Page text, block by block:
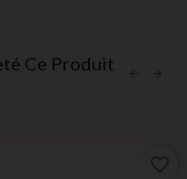
Ce Produit